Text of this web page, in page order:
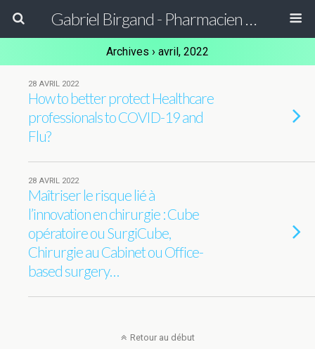
Gabriel Birgand - Pharmacien Hygiéniste - Epidémiologiste
Archives › avril, 2022
28 AVRIL 2022
How to better protect Healthcare
professionals to COVID-19 and
Flu?
28 AVRIL 2022
Maîtriser le risque lié à
l’innovation en chirurgie : Cube
opératoire ou SurgiCube,
Chirurgie au Cabinet ou Office-
based surgery…
Retour au début